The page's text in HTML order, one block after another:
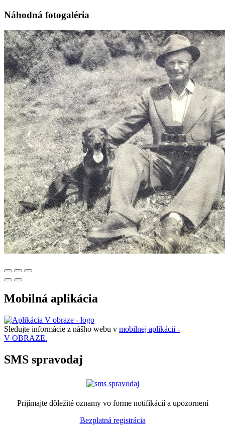
Náhodná fotogaléria
Mobilná aplikácia
Sledujte informácie z nášho webu v mobilnej aplikácii -
V OBRAZE.
SMS spravodaj
Prijímajte dôležité oznamy vo forme notifikácií a upozornení
Bezplatná registrácia